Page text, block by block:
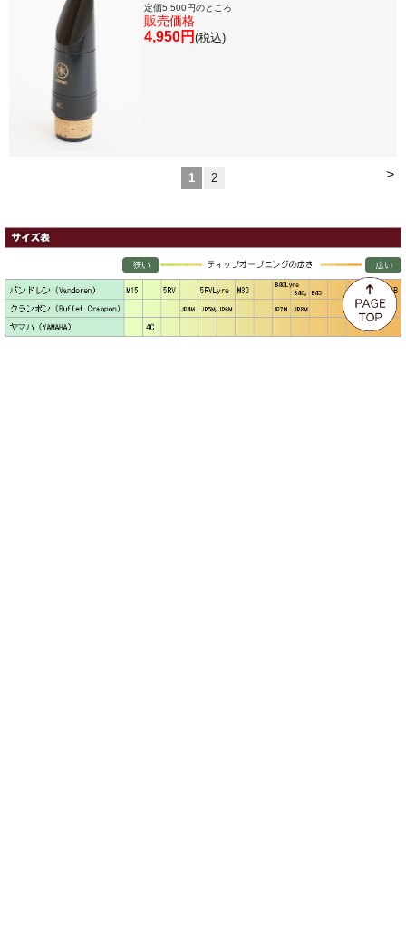
定価5,500円のところ
販売価格
4,950円 (税込)
>
1 2